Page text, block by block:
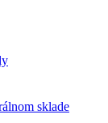
sklade